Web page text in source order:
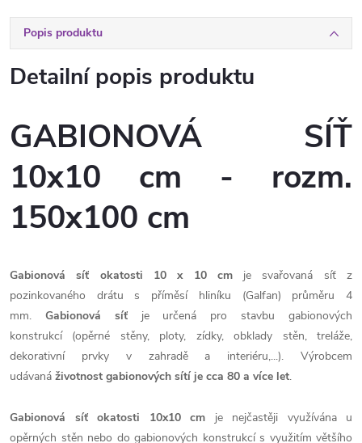
Popis produktu
Detailní popis produktu
GABIONOVÁ SÍŤ
10x10 cm - rozm.
150x100 cm
Gabionová síť okatosti 10 x 10 cmje svařovaná síť z
pozinkovaného drátu s příměsí hliníku (Galfan) průměru 4
mm. Gabionová síťje určená pro stavbu gabionových
konstrukcí (opěrné stěny, ploty, zídky, obklady stěn, treláže,
dekorativní prvky v zahradě a interiéru,...). Výrobcem
udávaná životnost gabionových sítí je cca 80 a více let.
Gabionová síť okatosti 10x10 cm je nejčastěji využívána u
opěrných stěn nebo do gabionových konstrukcí s využitím většího